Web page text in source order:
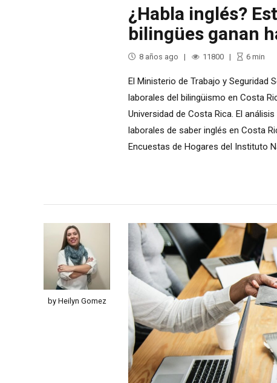
¿Habla inglés?
bilingües ganan
8 años ago 11800 6min
El Ministerio de Trabajo y Seguridad
laborales del bilingüismo en Costa
Universidad de Costa Rica. El
laborales de saber inglés en Costa
Encuestas de Hogares del Instituto
by Heilyn Gomez